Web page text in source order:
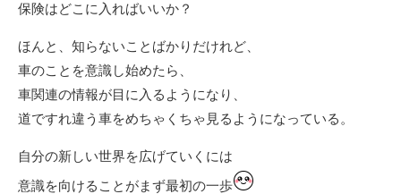
保険はどこに入ればいいか？
ほんと、知らないことばかりだけれど、
車のことを意識し始めたら、
車関連の情報が目に入るようになり、
道ですれ違う車をめちゃくちゃ見るようになっている。
自分の新しい世界を広げていくには
意識を向けることがまず最初の一歩